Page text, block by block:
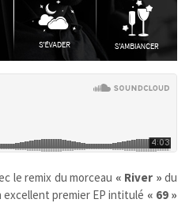
le remix du morceau « River » du
excellent premier EP intitulé « 69 »